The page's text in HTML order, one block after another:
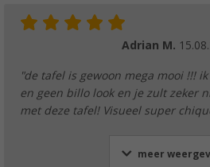
Adrian M.
"de tafel is gewoon mega mooi !!!
en geen billo look en je zult zeker
met deze tafel! Visueel super
meer